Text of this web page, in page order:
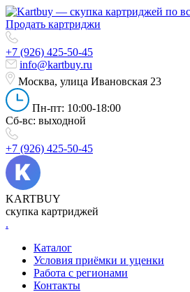
Продать картриджи
+7 (926) 425-50-45
info@kartbuy.ru
Москва, улица Ивановская 23
Пн-пт: 10:00-18:00
Сб-вс: выходной
+7 (926) 425-50-45
KARTBUY
скупка картриджей
.
Каталог
Условия приёмки и уценки
Работа с регионами
Контакты